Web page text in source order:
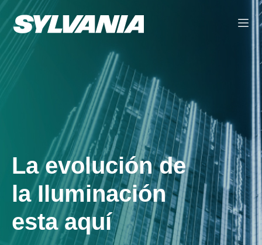
La evolución de
la Iluminación
esta aquí